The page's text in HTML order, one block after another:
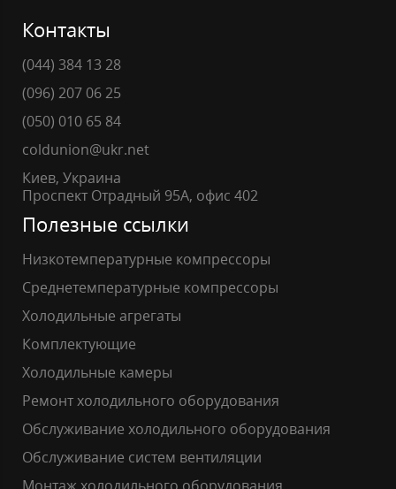
Контакты
(044) 384 13 28
(096) 207 06 25
(050) 010 65 84
coldunion@ukr.net
Киев, Украина
Проспект Отрадный 95А, офис 402
Полезные ссылки
Низкотемпературные компрессоры
Среднетемпературные компрессоры
Холодильные агрегаты
Комплектующие
Холодильные камеры
Ремонт холодильного оборудования
Обслуживание холодильного оборудования
Обслуживание систем вентиляции